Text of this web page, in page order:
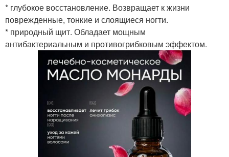
* глубокое восстановление. Возвращает к жизни
поврежденные, тонкие и слоящиеся ногти.
* природный щит. Обладает мощным
антибактериальным и противогрибковым эффектом.